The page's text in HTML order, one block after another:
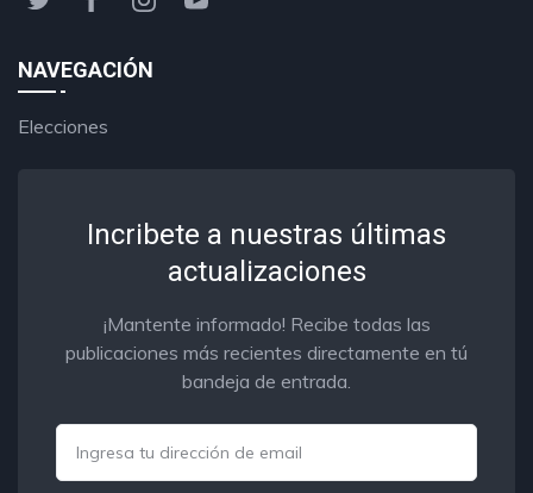
NAVEGACIÓN
Elecciones
Incribete a nuestras últimas
actualizaciones
¡Mantente informado! Recibe todas las
publicaciones más recientes directamente en tú
bandeja de entrada.